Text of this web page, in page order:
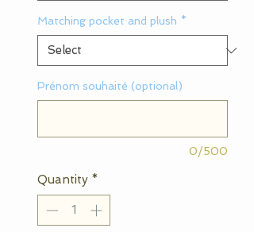
Matching pocket and plush *
Prénom souhaité (optional)
0/500
Quantity *